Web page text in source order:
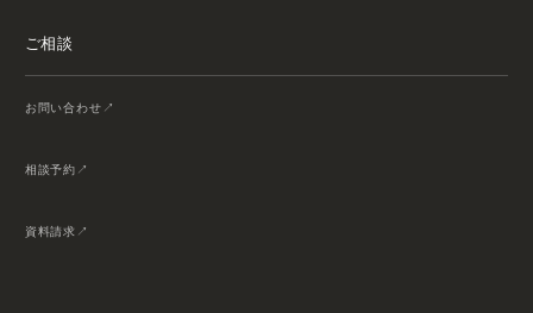
ご相談
お問い合わせ
相談予約
資料請求